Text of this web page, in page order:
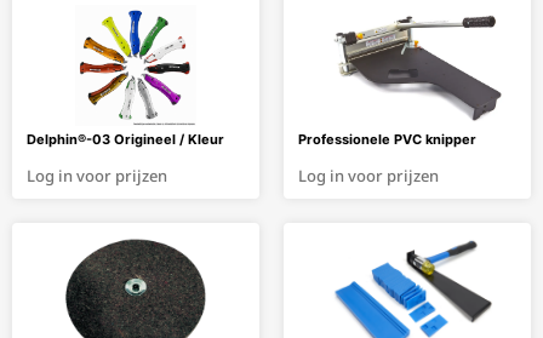
Delphin®-03 Origineel / Kleur
Log in voor prijzen
Professionele PVC knipper
Log in voor prijzen